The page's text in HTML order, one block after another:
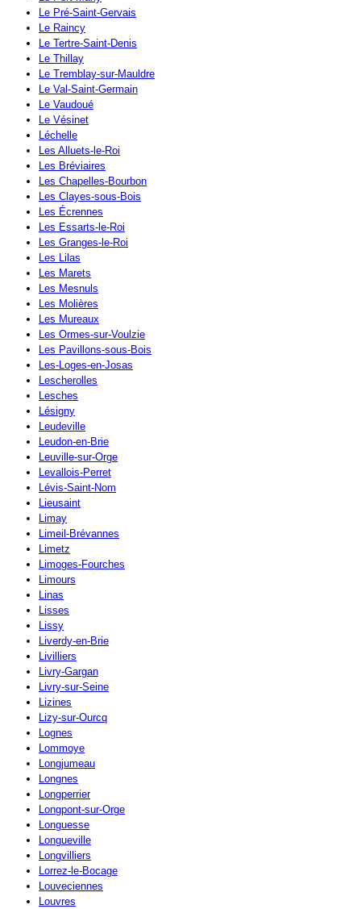
Le Pré-Saint-Gervais
Le Raincy
Le Tertre-Saint-Denis
Le Thillay
Le Tremblay-sur-Mauldre
Le Val-Saint-Germain
Le Vaudoué
Le Vésinet
Léchelle
Les Alluets-le-Roi
Les Bréviaires
Les Chapelles-Bourbon
Les Clayes-sous-Bois
Les Écrennes
Les Essarts-le-Roi
Les Granges-le-Roi
Les Lilas
Les Marets
Les Mesnuls
Les Molières
Les Mureaux
Les Ormes-sur-Voulzie
Les Pavillons-sous-Bois
Les-Loges-en-Josas
Lescherolles
Lesches
Lésigny
Leudeville
Leudon-en-Brie
Leuville-sur-Orge
Levallois-Perret
Lévis-Saint-Nom
Lieusaint
Limay
Limeil-Brévannes
Limetz
Limoges-Fourches
Limours
Linas
Lisses
Lissy
Liverdy-en-Brie
Livilliers
Livry-Gargan
Livry-sur-Seine
Lizines
Lizy-sur-Ourcq
Lognes
Lommoye
Longjumeau
Longnes
Longperrier
Longpont-sur-Orge
Longuesse
Longueville
Longvilliers
Lorrez-le-Bocage
Louveciennes
Louvres